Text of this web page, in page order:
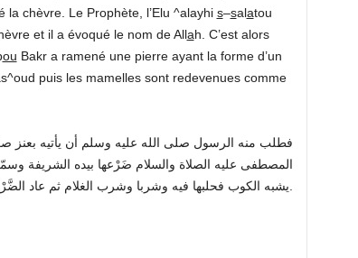
chèvre. Le Prophète, l’Elu ^alayhi s–salatou
et il a évoqué le nom de Allah. C’est alors
ou Bakr a ramené une pierre ayant la forme d’un
puis les mamelles sont redevenues comme
فطلب منه الرسول صلى الله عليه وسلم أن يأتيه
المصطفى عليه الصلاة والسلام ضَرْعها بيده الشريفة